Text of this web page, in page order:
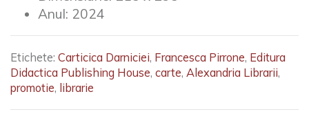
Anul: 2024
Etichete: Carticica Darniciei, Francesca Pirrone, Editura
Didactica Publishing House, carte, Alexandria Librarii,
promotie, librarie